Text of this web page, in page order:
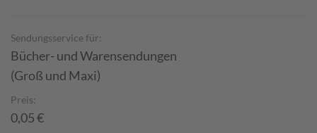
Sendungsservice für:
Bücher- und Warensendungen
(Groß und Maxi)
Preis:
0,05 €